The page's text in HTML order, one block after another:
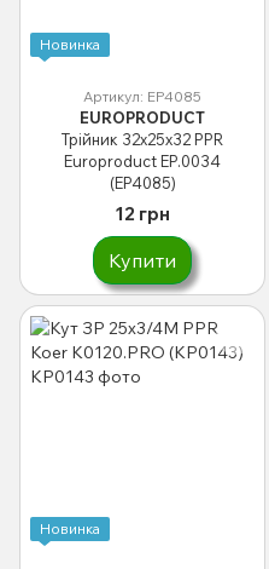
Новинка
Артикул: EP4085
EUROPRODUCT
Трійник 32x25x32 PPR
Europroduct EP.0034
(EP4085)
12 грн
Купити
Новинка